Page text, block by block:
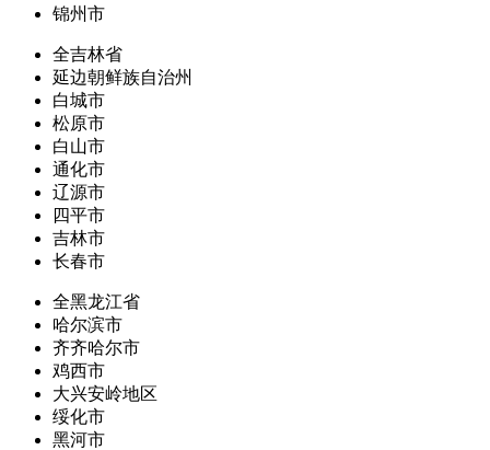
锦州市
全吉林省
延边朝鲜族自治州
白城市
松原市
白山市
通化市
辽源市
四平市
吉林市
长春市
全黑龙江省
哈尔滨市
齐齐哈尔市
鸡西市
大兴安岭地区
绥化市
黑河市